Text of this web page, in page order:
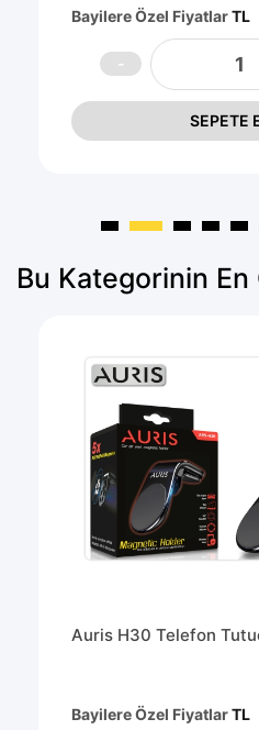
Bayilere Özel FiyatlarTL
SEPETE
Bu Kategorinin En
Auris H30 Telefon
Bayilere Özel FiyatlarTL